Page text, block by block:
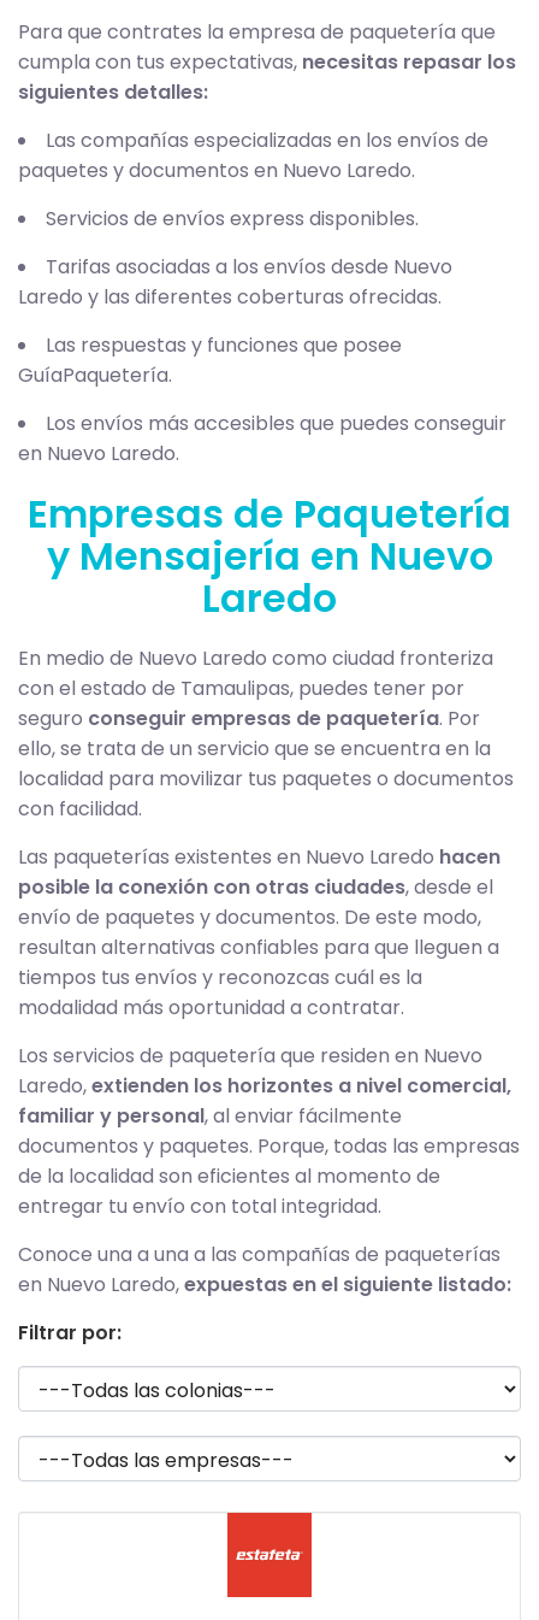
Para que contrates la empresa de paquetería que
cumpla con tus expectativas, necesitas repasar los
siguientes detalles:
Las compañías especializadas en los envíos de
paquetes y documentos en Nuevo Laredo.
Servicios de envíos express disponibles.
Tarifas asociadas a los envíos desde Nuevo
Laredo y las diferentes coberturas ofrecidas.
Las respuestas y funciones que posee
GuíaPaquetería.
Los envíos más accesibles que puedes conseguir
en Nuevo Laredo.
Empresas de Paquetería
y Mensajería en Nuevo
Laredo
En medio de Nuevo Laredo como ciudad fronteriza
con el estado de Tamaulipas, puedes tener por
seguro conseguir empresas de paquetería. Por
ello, se trata de un servicio que se encuentra en la
localidad para movilizar tus paquetes o documentos
con facilidad.
Las paqueterías existentes en Nuevo Laredo hacen
posible la conexión con otras ciudades, desde el
envío de paquetes y documentos. De este modo,
resultan alternativas confiables para que lleguen a
tiempos tus envíos y reconozcas cuál es la
modalidad más oportunidad a contratar.
Los servicios de paquetería que residen en Nuevo
Laredo,extienden los horizontes a nivel comercial,
familiar y personal, al enviar fácilmente
documentos y paquetes. Porque, todas las empresas
de la localidad son eficientes al momento de
entregar tu envío con total integridad.
Conoce una a una a las compañías de paqueterías
en Nuevo Laredo,expuestas en el siguiente listado:
Filtrar por: